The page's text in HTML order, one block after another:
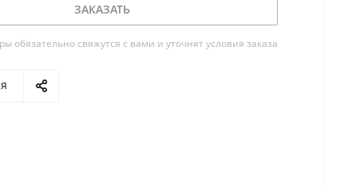
ЗАКАЗАТЬ
обязательно свяжутся с вами и уточнят условия заказа